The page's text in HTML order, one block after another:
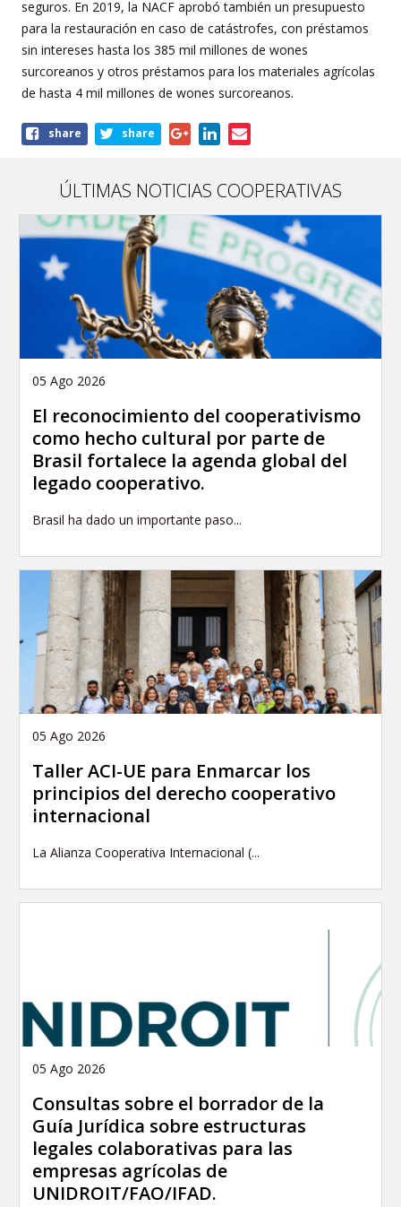
seguros. En 2019, la NACF aprobó también un presupuesto
para la restauración en caso de catástrofes, con préstamos
sin intereses hasta los 385 mil millones de wones
surcoreanos y otros préstamos para los materiales agrícolas
de hasta 4 mil millones de wones surcoreanos.
Shareshare share
ÚLTIMAS NOTICIAS COOPERATIVAS
05 Ago 2026
El reconocimiento del cooperativismo
como hecho cultural por parte de
Brasil fortalece la agenda global del
legado cooperativo.
Brasil ha dado un importante paso...
05 Ago 2026
Taller ACI-UE para Enmarcar los
principios del derecho cooperativo
internacional
La Alianza Cooperativa Internacional (...
05 Ago 2026
Consultas sobre el borrador de la
Guía Jurídica sobre estructuras
legales colaborativas para las
empresas agrícolas de
UNIDROIT/FAO/IFAD.